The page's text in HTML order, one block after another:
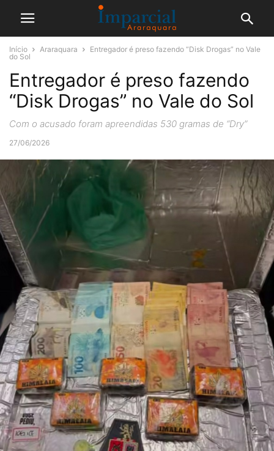
Início Araraquara
Entregador é preso fazendo “Disk Drogas” no Vale
do Sol
Entregador é preso fazendo
“Disk Drogas” no Vale do Sol
Com o acusado foram apreendidas 530 gramas de “Dry”
27/06/2026